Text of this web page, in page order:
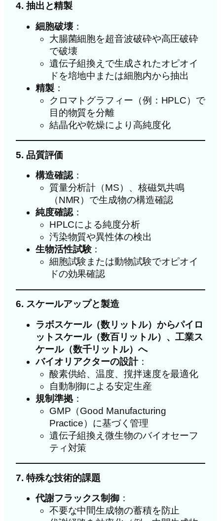
4. 抽出と精製
細胞破壊：
大腸菌細胞を超音波破砕や高圧破砕
で破壊
遺伝子組換えで生成されたオピオイ
ドを培地中または細胞内から抽出
精製：
クロマトグラフィー（例：HPLC）で
目的物質を分離
結晶化や乾燥により高純度化
5. 品質評価
構造確認：
質量分析計（MS）、核磁気共鳴
（NMR）で生成物の構造確認
純度確認：
HPLCによる純度分析
汚染物質や異性体の検出
生物活性試験：
細胞試験または動物試験でオピオイ
ドの効果確認
6. スケールアップと製造
ラボスケール（数リットル）からパイロ
ットスケール（数百リットル）、工業ス
ケール（数千リットル）へ
バイオリアクターの設計：
酸素供給、温度、撹拌速度を最適化
自動制御による安定生産
規制準拠：
GMP（Good Manufacturing
Practice）に基づく管理
遺伝子組換え微生物のバイオセーフ
ティ対策
7. 特殊な技術的課題
代謝フラックス制御 ：
不要な中間生成物の蓄積を防止